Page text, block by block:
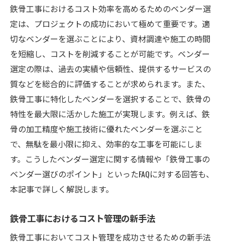
鉄骨工事におけるコスト効率を高めるためのベンダー選
定は、プロジェクトの成功において極めて重要です。適
切なベンダーを選ぶことにより、資材調達や施工の時間
を短縮し、コストを削減することが可能です。ベンダー
選定の際は、過去の実績や信頼性、提供するサービスの
質などを総合的に評価することが求められます。また、
鉄骨工事に特化したベンダーを選択することで、鉄骨の
特性を最大限に活かした施工が実現します。例えば、鉄
骨の加工精度や施工技術に優れたベンダーを選ぶこと
で、無駄を最小限に抑え、効率的な工事を可能にしま
す。こうしたベンダー選定に関する情報や「鉄骨工事の
ベンダー選びのポイント」といったFAQに対する回答も、
本記事で詳しく解説します。
鉄骨工事におけるコスト管理の新手法
鉄骨工事においてコスト管理を成功させるための新手法